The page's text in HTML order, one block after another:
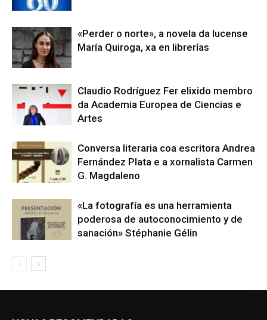
«Perder o norte», a novela da lucense
María Quiroga, xa en librerías
Claudio Rodríguez Fer elixido membro
da Academia Europea de Ciencias e
Artes
Conversa literaria coa escritora Andrea
Fernández Plata e a xornalista Carmen
G. Magdaleno
«La fotografía es una herramienta
poderosa de autoconocimiento y de
sanación» Stéphanie Gélin